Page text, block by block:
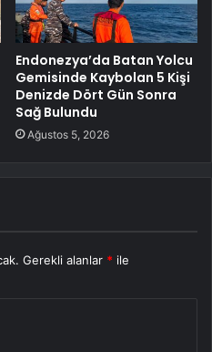
Endonezya’da Batan Yolcu
Gemisinde Kaybolan 5 Kişi
Denizde Dört Gün Sonra
Sağ Bulundu
Ağustos 5, 2026
Gerekli alanlar * ile